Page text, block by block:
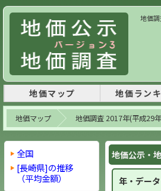
地価
地価マップ 地価ラン
地価マップ 地価調査 2017年(平成29
地価公示・
年・データ
全国
[長崎県]の推移
（平均金額）